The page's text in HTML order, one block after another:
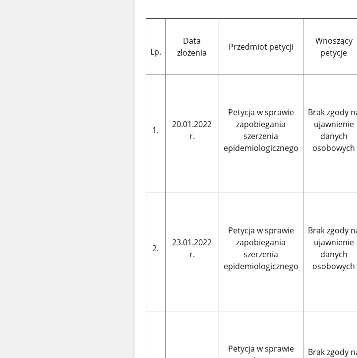
Lp.
Data
złożenia
Przedmiot petycji
Wnoszący
petycje
1.
20.01.2022
r.
Petycja w sprawie
zapobiegania
szerzenia
epidemiologicznego
Brak zgody
ujawnienie
danych
osobowych
2.
23.01.2022
r.
Petycja w sprawie
zapobiegania
szerzenia
epidemiologicznego
Brak zgody
ujawnienie
danych
osobowych
Petycja w sprawie
Brak zgody